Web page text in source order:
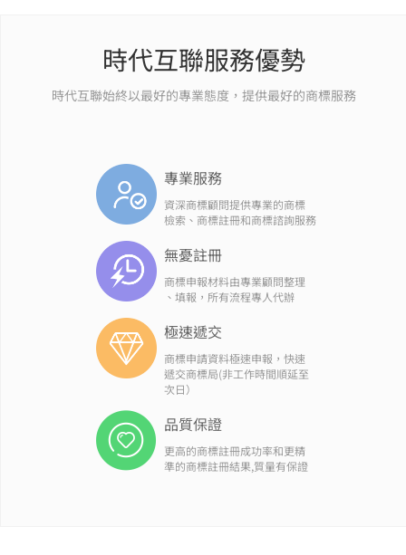
時代互聯服務優勢
時代互聯始終以最好的專業態度，提供最好的商標服務
專業服務
資深商標顧問提供專業的商標
檢索、商標註冊和商標諮詢服務
無憂註冊
商標申報材料由專業顧問整理
、填報，所有流程專人代辦
極速遞交
商標申請資料極速申報，快速
遞交商標局(非工作時間順延至
次日）
品質保證
更高的商標註冊成功率和更精
準的商標註冊結果,質量有保證